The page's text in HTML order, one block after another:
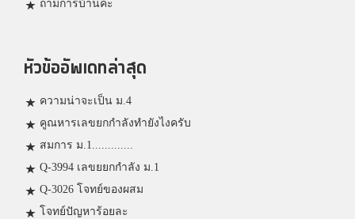
ถามการบ้านค่ะ
หัวข้ออัพเดทล่าสุด
ความน่าจะเป็น ม.4
คูณหารเลขยกกำลังทำยังไงครับ
สมการ ม.1.............
Q-3994 เลขยยกกำลัง ม.1
Q-3026 โจทย์ของผสม
โจทย์ปัญหาร้อยละ